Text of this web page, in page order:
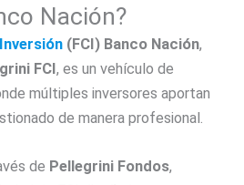
Nación?
(FCI) Banco Nación,
FCI, es un vehículo de
múltiples inversores aportan
de manera profesional.
de Pellegrini Fondos,